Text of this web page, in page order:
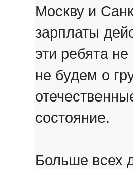
Москву и
зарплаты
эти ребята
не будем о
состояние.
Больше всех